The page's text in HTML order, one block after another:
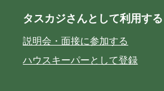
タスカジさんとして利用する
説明会・面接に参加する
ハウスキーパーとして登録